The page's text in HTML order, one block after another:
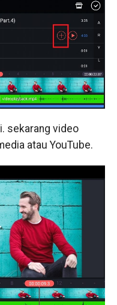
sekarang video
atau YouTube.